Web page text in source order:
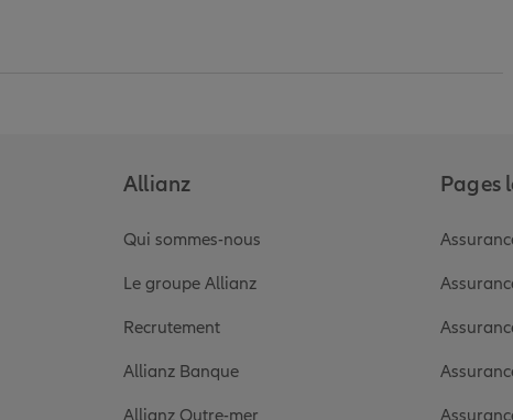
Allianz
Qui sommes-nous
Le groupe Allianz
Recrutement
Allianz Banque
Pages